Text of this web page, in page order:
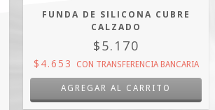
FUNDA DE SILICONA CUBRE
CALZADO
$5.170
$4.653 CON TRANSFERENCIA BANCARIA
AGREGAR AL CARRITO